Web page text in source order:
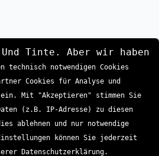
Tinte. Aber wir haben
technisch notwendigen Cookies
Cookies für Analyse und
Mit "Akzeptieren" stimmen Sie
(z.B. IP-Adresse) zu diesen
ablehnen und nur notwendige
können Sie jederzeit
Datenschutzerklärung.